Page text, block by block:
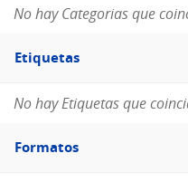
No hay Categorias que
Filtro
Etiquetas
Etiquetas
No hay Etiquetas que
Filtro
Formatos
Formatos